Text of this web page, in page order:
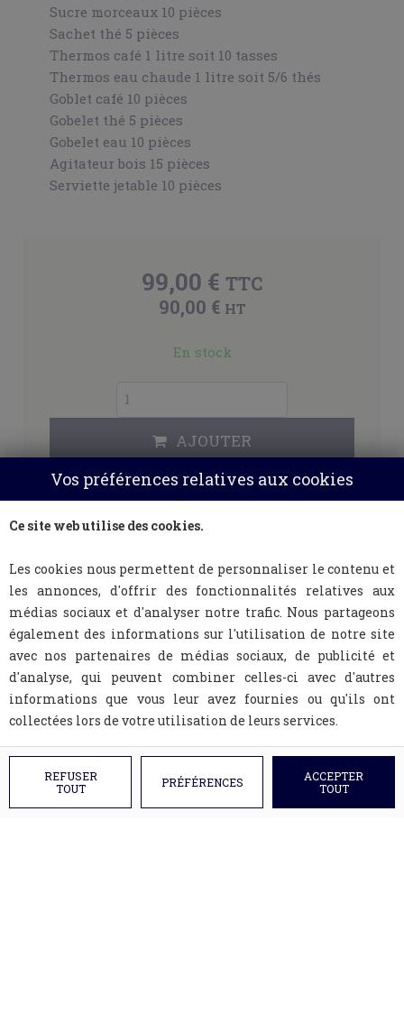
Vos préférences relatives aux cookies
Ce site web utilise des cookies.
Les cookies nous permettent de personnaliser le contenu et
les annonces, d'offrir des fonctionnalités relatives aux
médias sociaux et d'analyser notre trafic. Nous partageons
également des informations sur l'utilisation de notre site
avec nos partenaires de médias sociaux, de publicité et
d'analyse, qui peuvent combiner celles-ci avec d'autres
informations que vous leur avez fournies ou qu'ils ont
collectées lors de votre utilisation de leurs services.
REFUSER
TOUT
PRÉFÉRENCES
ACCEPTER
TOUT
Sucre morceaux 10 pièces
Sachet thé 5 pièces
Thermos café 1 litre soit 10 tasses
Thermos eau chaude 1 litre soit 5/6 thés
Goblet café 10 pièces
Gobelet thé 5 pièces
Gobelet eau 10 pièces
Agitateur bois 15 pièces
Serviette jetable 10 pièces
99,00 € TTC
90,00 € HT
En stock
AJOUTER